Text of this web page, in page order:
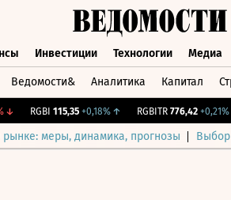
Инвестиции Технологии Медиа
Ведомости& Аналитика Капитал
RGBI 115,35 +0,18%↑ RGBITR 776,42 +0,21%
меры, динамика, прогнозы